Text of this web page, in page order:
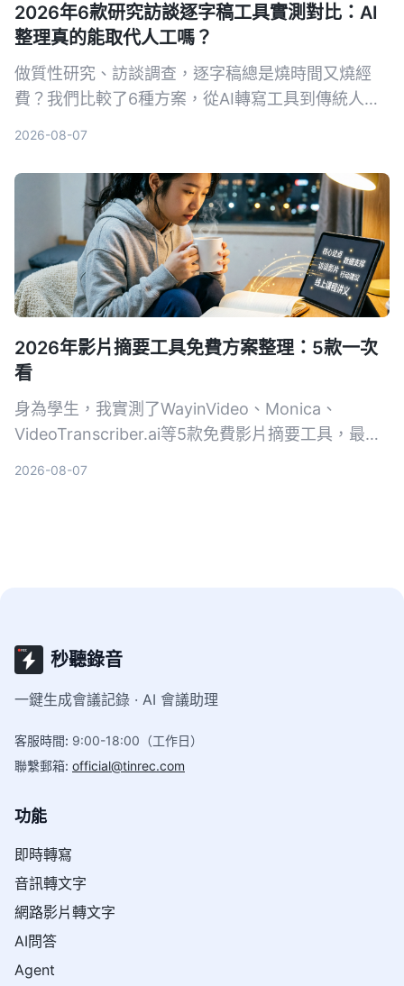
2026年6款研究訪談逐字稿工具實測對比：AI
整理真的能取代人工嗎？
做質性研究、訪談調查，逐字稿總是燒時間又燒經
費？我們比較了6種方案，從AI轉寫工具到傳統人工
2026-08-07
2026年影片摘要工具免費方案整理：5款一次
看
身為學生，我實測了WayinVideo、Monica、
VideoTranscriber.ai等5款免費影片摘要工具，最後
2026-08-07
秒聽錄音
一鍵生成會議記錄 · AI 會議助理
客服時間: 9:00-18:00（工作日）
聯繫郵箱: official@tinrec.com
功能
即時轉寫
音訊轉文字
網路影片轉文字
AI問答
Agent